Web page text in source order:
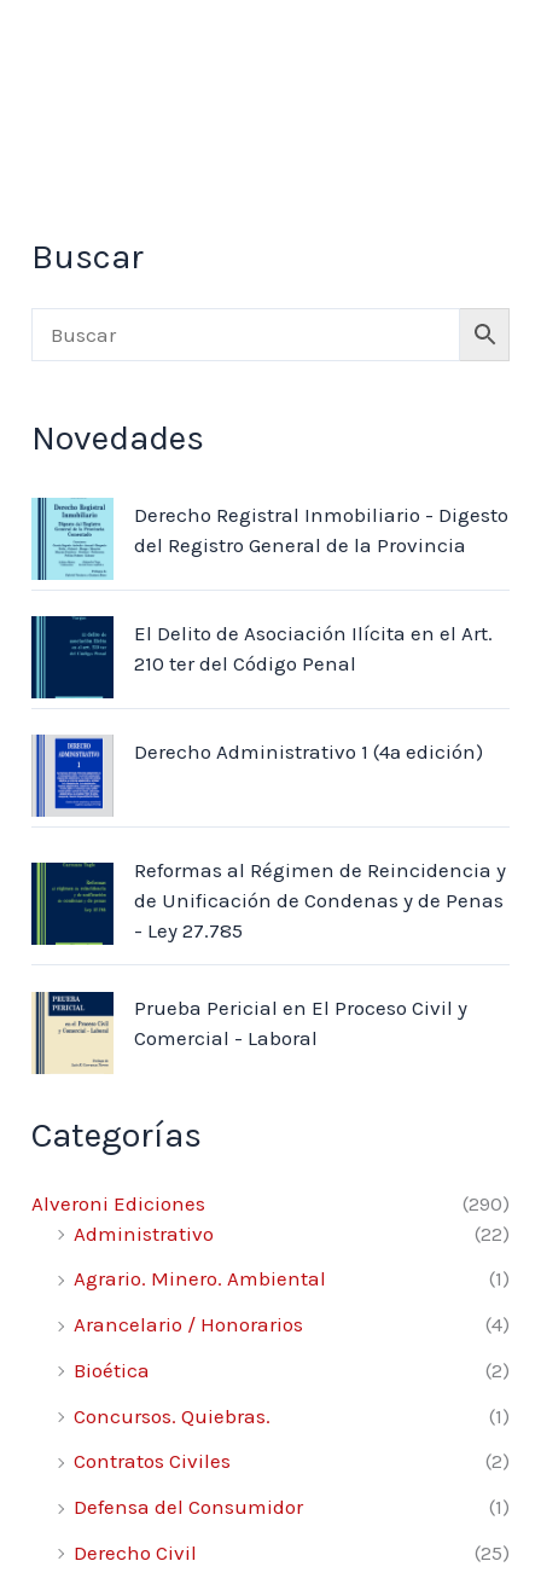
Buscar
Novedades
Derecho Registral Inmobiliario - Digesto
del Registro General de la Provincia
El Delito de Asociación Ilícita en el Art.
210 ter del Código Penal
Derecho Administrativo 1 (4ª edición)
Reformas al Régimen de Reincidencia y
de Unificación de Condenas y de Penas
- Ley 27.785
Prueba Pericial en El Proceso Civil y
Comercial - Laboral
Categorías
Alveroni Ediciones
(290)
Administrativo
(22)
Agrario. Minero. Ambiental
(1)
Arancelario / Honorarios
(4)
Bioética
(2)
Concursos. Quiebras.
(1)
Contratos Civiles
(2)
Defensa del Consumidor
(1)
Derecho Civil
(25)